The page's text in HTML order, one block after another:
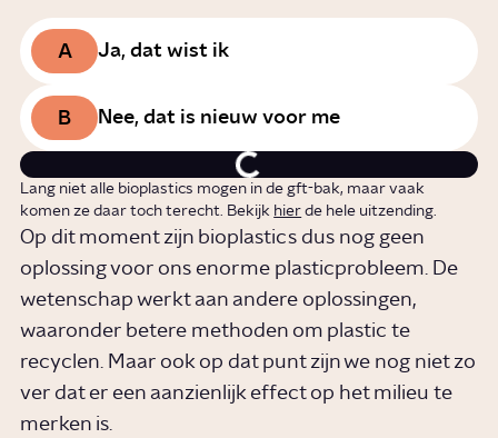
A Ja, dat wist ik
B Nee, dat is nieuw voor me
Lang niet alle bioplastics mogen in de gft-bak, maar vaak
komen ze daar toch terecht. Bekijk hier de hele uitzending.
Op dit moment zijn bioplastics dus nog geen
oplossing voor ons enorme plasticprobleem. De
wetenschap werkt aan andere oplossingen,
waaronder betere methoden om plastic te
recyclen. Maar ook op dat punt zijn we nog niet zo
ver dat er een aanzienlijk effect op het milieu te
merken is.